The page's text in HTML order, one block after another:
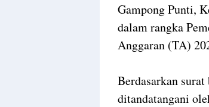
Gampong Punti,
dalam rangka
Anggaran (TA)
Berdasarkan
ditandatangani